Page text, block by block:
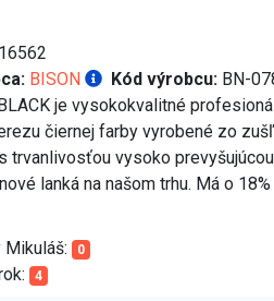
16562
BISON Kód výrobcu: BN-
je vysokokvalitné
čiernej farby vyrobené zo
trvanlivosťou vysoko
lanká na našom trhu. Má o
0
4